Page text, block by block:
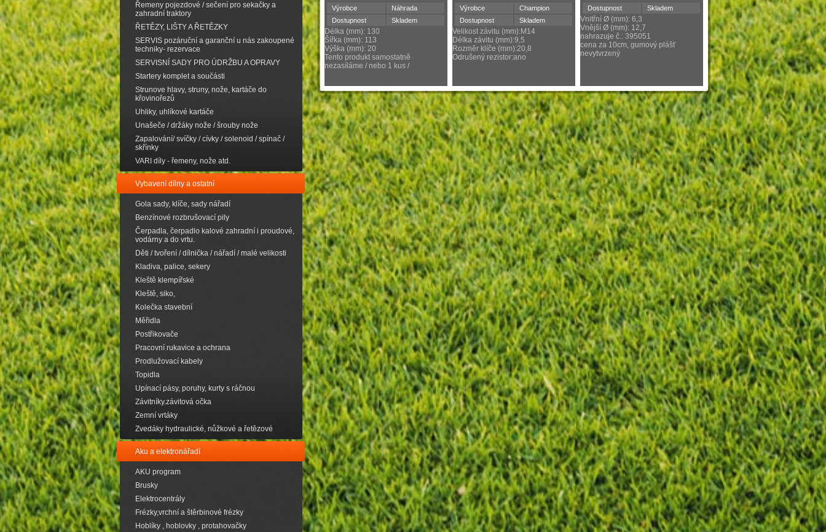
Řemeny pojezdové / sečení pro sekačky a
zahradní traktory
ŘETĚZY, LIŠTY A ŘETĚZKY
SERVIS pozáruční a garanční u nás zakoupené
techniky- rezervace
SERVISNÍ SADY PRO ÚDRŽBU A OPRAVY
Startery komplet a součásti
Strunove hlavy, struny, nože, kartáče do
křovinořezů
Uhliky, uhlíkové kartáče
Unašeče / držáky nože / šrouby nože
Zapalování/ svíčky / cívky / solenoid / spínač /
skřínky
VARI díly - řemeny, nože atd.
Vybavení dílny a ostatní
Gola sady, klíče, sady nářadí
Benzínové rozbrušovací pily
Čerpadla, čerpadlo kalové zahradní i proudové,
vodárny a do vrtu.
Děti / tvoření / dílnička / nářadí / malé velikosti
Kladiva, palice, sekery
Kleště klempířské
Kleště, siko,
Kolečka stavební
Měřidla
Postřikovače
Pracovní rukavice a ochrana
Prodlužovací kabely
Topidla
Upínací pásy, poruhy, kurty s ráčnou
Závitníky.závitová očka
Zemní vrtáky
Zvedáky hydraulické, nůžkové a řetězové
Aku a elektronářadí
AKU program
Brusky
Elektrocentrály
Frézky,vrchní a štěrbinové frézky
Hoblíky , hoblovky , protahovačky
Výrobce
Náhrada
Dostupnost
Skladem
Délka (mm): 130
Šířka (mm): 113
Výška (mm): 20
Tento produkt samostatně
nezasíláme / nebo 1 kus /
Výrobce
Champion
Dostupnost
Skladem
Velikost závitu (mm):M14
Délka závitu (mm):9,5
Rozměr klíče (mm):20,8
Odrušený rezistor:ano
Dostupnost Skladem
Vnitřní Ø (mm): 6,3
Vnější Ø (mm): 12,7
nahrazuje č.: 395051
cena za 10cm, gumový plášť
nevytvrzený